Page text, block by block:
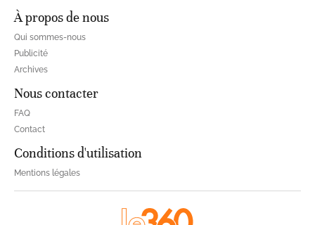
À propos de nous
Qui sommes-nous
Publicité
Archives
Nous contacter
FAQ
Contact
Conditions d'utilisation
Mentions légales